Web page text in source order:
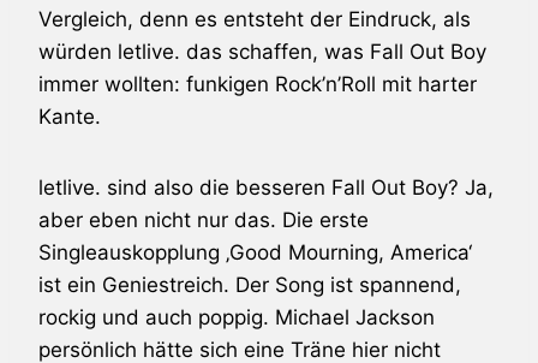
Vergleich, denn es entsteht der Eindruck, als
würden letlive. das schaffen, was Fall Out Boy
immer wollten: funkigen Rock’n’Roll mit harter
Kante.
letlive. sind also die besseren Fall Out Boy? Ja,
aber eben nicht nur das. Die erste
Singleauskopplung ‚Good Mourning, America‘
ist ein Geniestreich. Der Song ist spannend,
rockig und auch poppig. Michael Jackson
persönlich hätte sich eine Träne hier nicht